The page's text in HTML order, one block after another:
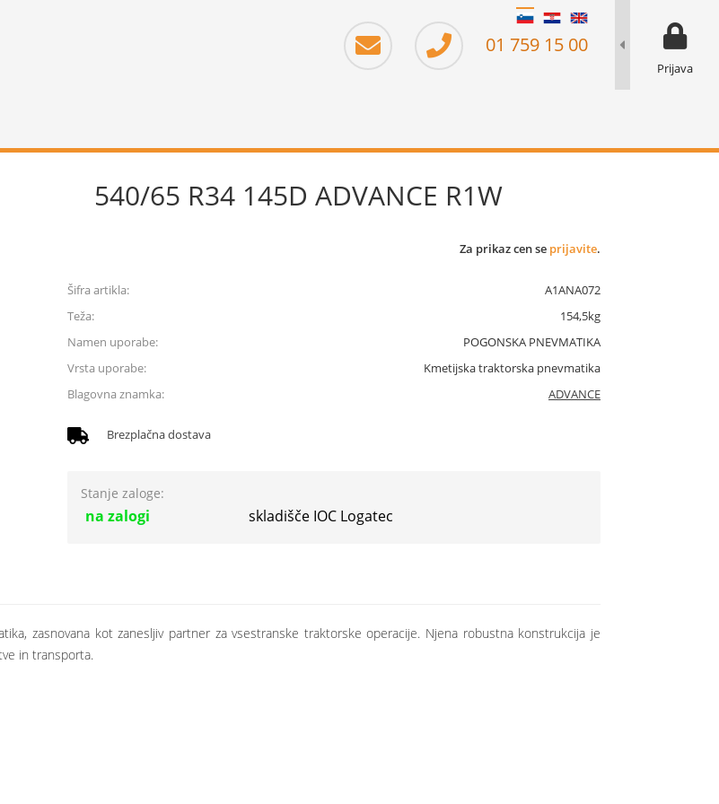
01 759 15 00
prikaz za
Prijava
540/65 R34 145D ADVANCE R1W
Za prikaz cen se prijavite.
Šifra artikla:
A1ANA072
Teža:
154,5kg
Namen uporabe:
POGONSKA PNEVMATIKA
Vrsta uporabe:
Kmetijska traktorska pnevmatika
Blagovna znamka:
ADVANCE
Brezplačna dostava
Stanje zaloge:
na zalogi skladišče IOC Logatec
zasnovana kot zanesljiv partner za vsestranske traktorske operacije. Njena robustna konstrukcija je
in transporta.